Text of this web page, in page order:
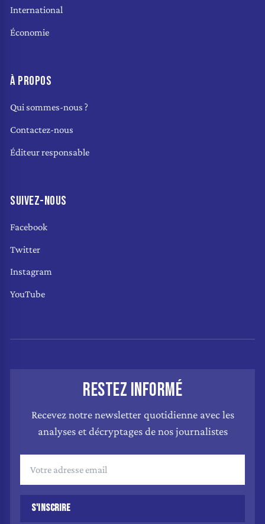
International
Économie
À PROPOS
Qui sommes-nous ?
Contactez-nous
Éditeur responsable
SUIVEZ-NOUS
Facebook
Twitter
Instagram
YouTube
RESTEZ INFORMÉ
Recevez notre newsletter quotidienne avec les
analyses et décryptages de nos journalistes
S'INSCRIRE